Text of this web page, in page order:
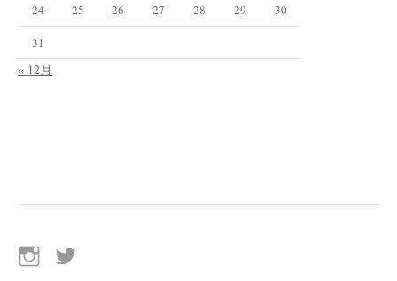
24 25 26 27 28 29 30
31
« 12月